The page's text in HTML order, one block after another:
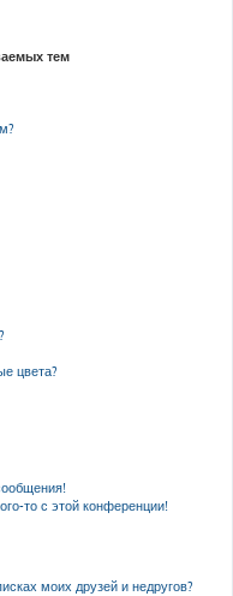
тем
цвета?
то с этой конференции!
моих друзей и недругов?